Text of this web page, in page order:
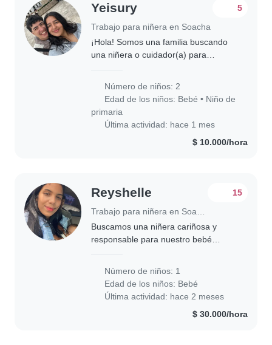
Yeisury
Trabajo para niñera en Soacha
5
¡Hola! Somos una familia buscando
una niñera o cuidador(a) para
Número de niños: 2
Edad de los niños: Bebé • Niño de
primaria
Última actividad: hace 1 mes
$ 10.000/hora
Reyshelle 15
Buscamos una niñera cariñosa y
responsable para nuestro bebé
Número de niños: 1
Edad de los niños: Bebé
Última actividad: hace 2 meses
$ 30.000/hora